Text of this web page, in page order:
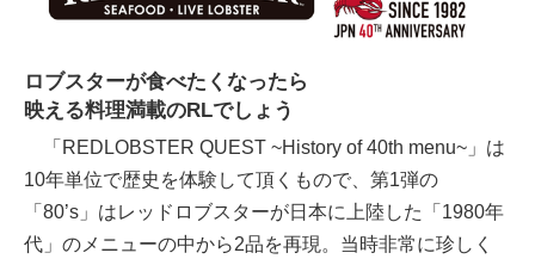
ロブスターが食べたくなったら
映える料理満載のRLでしょう
「REDLOBSTER QUEST ~History of 40th menu~」は
10年単位で歴史を体験して頂くもので、第1弾の
「80’s」はレッドロブスターが日本に上陸した「1980年
代」のメニューの中から2品を再現。当時非常に珍しく